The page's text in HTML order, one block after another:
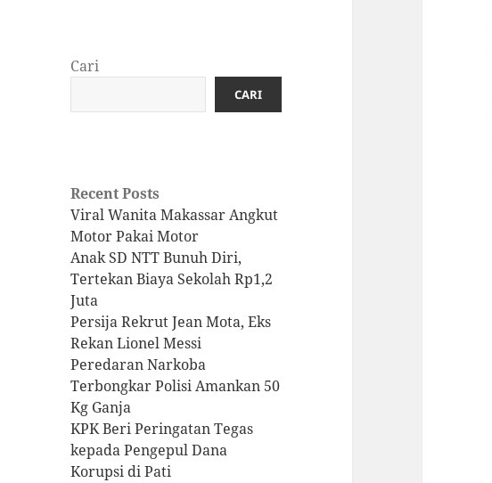
Cari
CARI
Recent Posts
Viral Wanita Makassar Angkut
Motor Pakai Motor
Anak SD NTT Bunuh Diri,
Tertekan Biaya Sekolah Rp1,2
Juta
Persija Rekrut Jean Mota, Eks
Rekan Lionel Messi
Peredaran Narkoba
Terbongkar Polisi Amankan 50
Kg Ganja
KPK Beri Peringatan Tegas
kepada Pengepul Dana
Korupsi di Pati